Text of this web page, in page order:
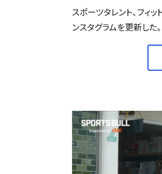
スポーツタレント、フィ
ンスタグラムを更新した